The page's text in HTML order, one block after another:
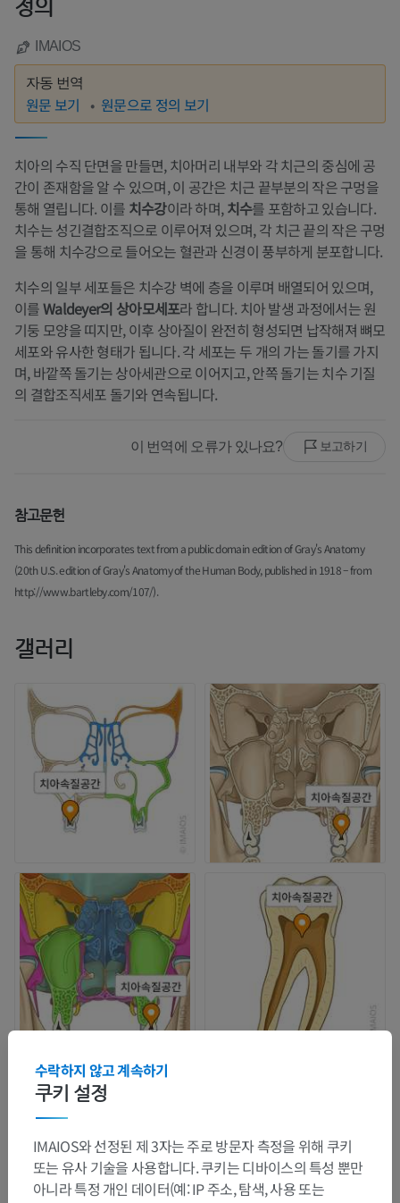
정의
IMAIOS
자동 번역
원문 보기 원문으로 정의 보기
치아의 수직 단면을 만들면, 치아머리 내부와 각 치근의 중심에 공
간이 존재함을 알 수 있으며, 이 공간은 치근 끝부분의 작은 구멍을
통해 열립니다. 이를 치수강이라 하며,치수를 포함하고 있습니다.
치수는 성긴결합조직으로 이루어져 있으며, 각 치근 끝의 작은 구멍
을 통해 치수강으로 들어오는 혈관과 신경이 풍부하게 분포합니다.
치수의 일부 세포들은 치수강 벽에 층을 이루며 배열되어 있으며,
이를Waldeyer의 상아모세포라 합니다. 치아 발생 과정에서는 원
기둥 모양을 띠지만, 이후 상아질이 완전히 형성되면 납작해져 뼈모
세포와 유사한 형태가 됩니다. 각 세포는 두 개의 가는 돌기를 가지
며, 바깥쪽 돌기는 상아세관으로 이어지고, 안쪽 돌기는 치수 기질
의 결합조직세포 돌기와 연속됩니다.
이 번역에 오류가 있나요? 보고하기
참고문헌
This definition incorporates text from a public domain edition of Gray's Anatomy
(20th U.S. edition of Gray's Anatomy of the Human Body, published in 1918 – from
http://www.bartleby.com/107/).
갤러리
쿠키 설정
수락하지 않고 계속하기
IMAIOS와 선정된 제 3자는 주로 방문자 측정을 위해 쿠키
또는 유사 기술을 사용합니다. 쿠키는 디바이스의 특성 뿐만
아니라 특정 개인 데이터(예: IP 주소, 탐색, 사용 또는